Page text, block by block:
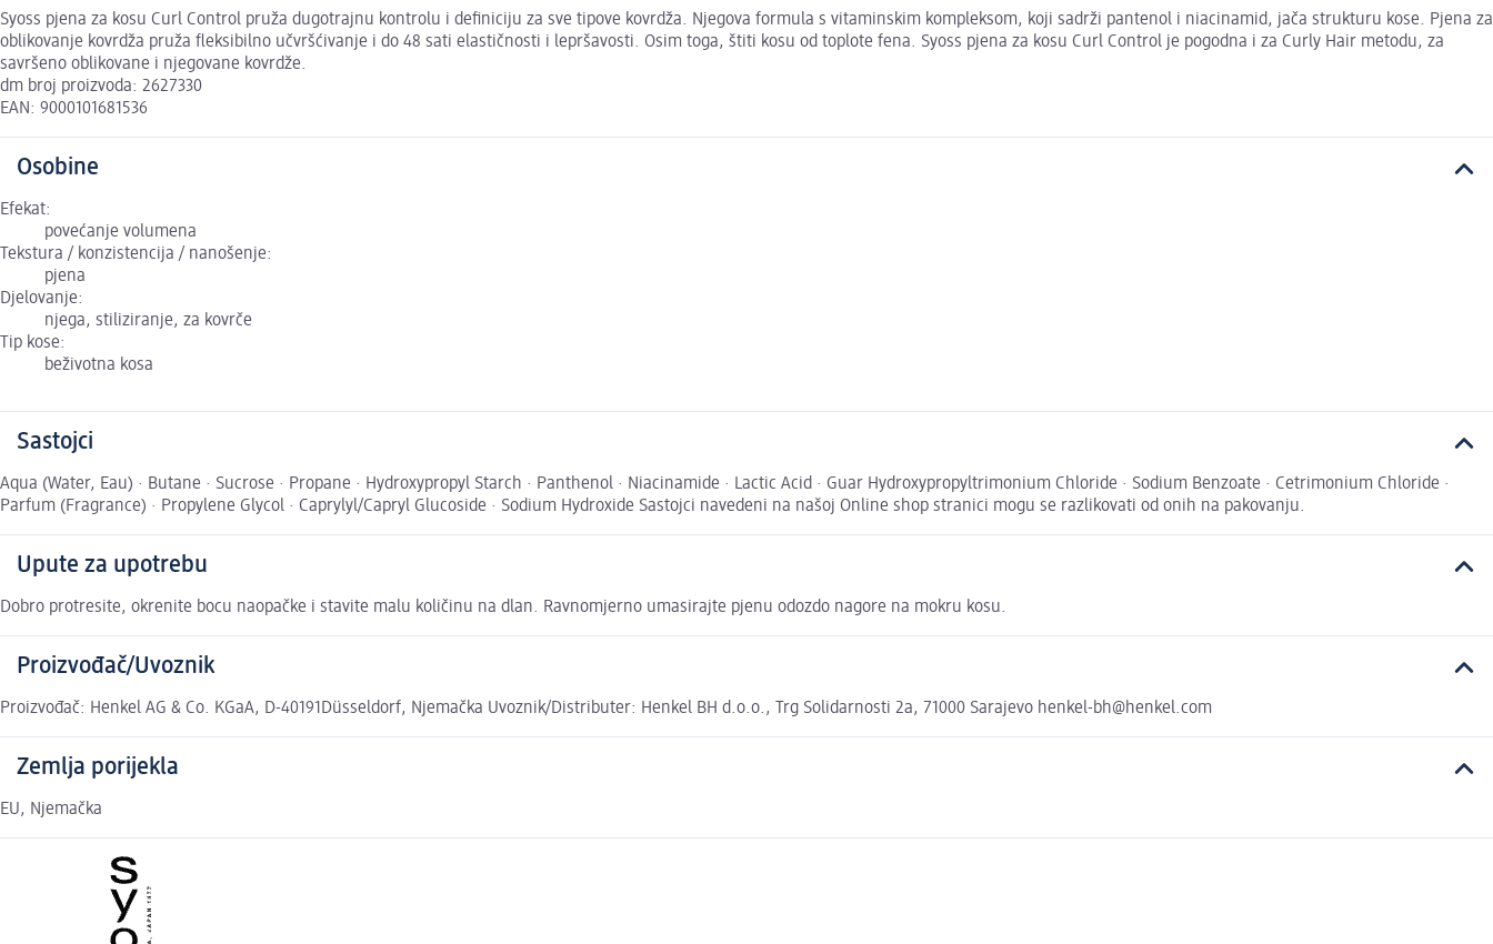
Syoss pjena za kosu Curl Control pruža dugotrajnu kontrolu i definiciju za sve tipove kovrdža. Njegova formula s vitaminskim kompleksom, koji sadrži pantenol i niacinamid, jača strukturu kose. Pjena za
oblikovanje kovrdža pruža fleksibilno učvršćivanje i do 48 sati elastičnosti i lepršavosti. Osim toga, štiti kosu od toplote fena. Syoss pjena za kosu Curl Control je pogodna i za Curly Hair metodu, za
savršeno oblikovane i njegovane kovrdže.
dm broj proizvoda: 2627330
EAN: 9000101681536
Osobine
Efekat:
povećanje volumena
Tekstura / konzistencija / nanošenje:
pjena
Djelovanje:
njega, stiliziranje, za kovrče
Tip kose:
beživotna kosa
Sastojci
Aqua (Water, Eau) · Butane · Sucrose · Propane · Hydroxypropyl Starch · Panthenol · Niacinamide · Lactic Acid · Guar Hydroxypropyltrimonium Chloride · Sodium Benzoate · Cetrimonium Chloride ·
Parfum (Fragrance) · Propylene Glycol · Caprylyl/Capryl Glucoside · Sodium Hydroxide Sastojci navedeni na našoj Online shop stranici mogu se razlikovati od onih na pakovanju.
Upute za upotrebu
Dobro protresite, okrenite bocu naopačke i stavite malu količinu na dlan. Ravnomjerno umasirajte pjenu odozdo nagore na mokru kosu.
Proizvođač/Uvoznik
Proizvođač: Henkel AG & Co. KGaA, D-40191Düsseldorf, Njemačka Uvoznik/Distributer: Henkel BH d.o.o., Trg Solidarnosti 2a, 71000 Sarajevo henkel-bh@henkel.com
Zemlja porijekla
EU, Njemačka